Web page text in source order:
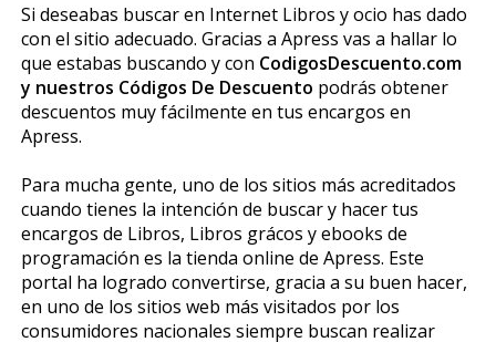
Si deseabas buscar en Internet Libros y ocio has dado
con el sitio adecuado. Gracias a Apress vas a hallar lo
que estabas buscando y con CodigosDescuento.com
y nuestros Códigos De Descuento podrás obtener
descuentos muy fácilmente en tus encargos en
Apress.
Para mucha gente, uno de los sitios más acreditados
cuando tienes la intención de buscar y hacer tus
encargos de Libros, Libros gráficos y ebooks de
programación es la tienda online de Apress. Este
portal ha logrado convertirse, gracia a su buen hacer,
en uno de los sitios web más visitados por los
consumidores nacionales siempre buscan realizar